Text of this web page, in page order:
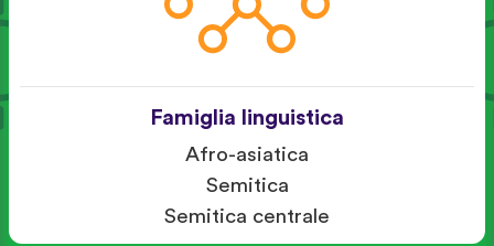
Famiglia linguistica
Afro-asiatica
Semitica
Semitica centrale